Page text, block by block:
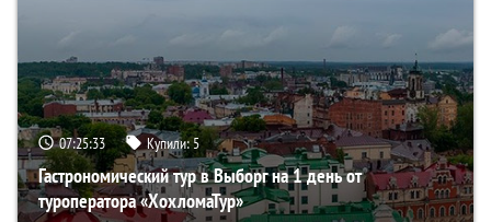
07:25:32 Купили:5
Гастрономический тур в Выборг на 1 день от
туроператора «ХохломаТур»